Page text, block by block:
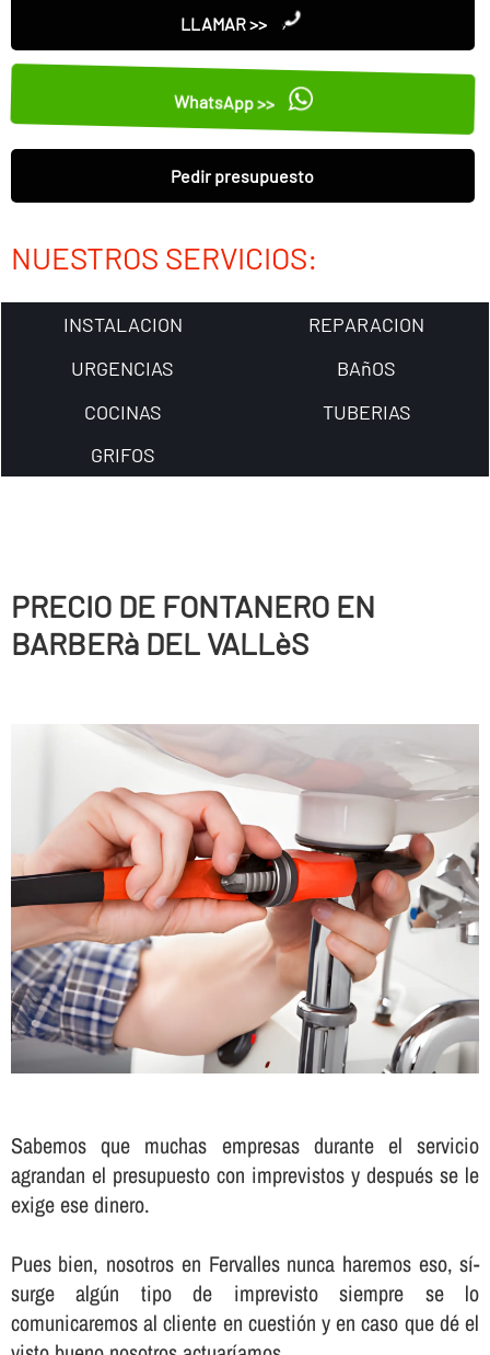
LLAMAR >>
WhatsApp >>
Pedir presupuesto
NUESTROS SERVICIOS:
INSTALACION
REPARACION
URGENCIAS
BAñOS
COCINAS
TUBERIAS
GRIFOS
PRECIO DE FONTANERO EN
BARBERà DEL VALLèS
Sabemos que muchas empresas durante el servicio
agrandan el presupuesto con imprevistos y después se le
exige ese dinero.
Pues bien, nosotros en Fervalles nunca haremos eso, sí­
surge algún tipo de imprevisto siempre se lo
comunicaremos al cliente en cuestión y en caso que dé el